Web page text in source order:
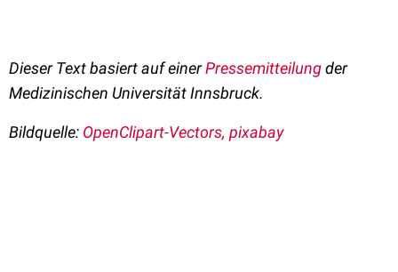
Dieser Text basiert auf einerPressemitteilungder
Medizinischen Universität Innsbruck.
Bildquelle: OpenClipart-Vectors, pixabay